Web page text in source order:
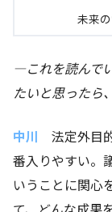
未来
―これを読んで
たいと思ったら
中川 法定外目
番入りやすい。
いうことに関心